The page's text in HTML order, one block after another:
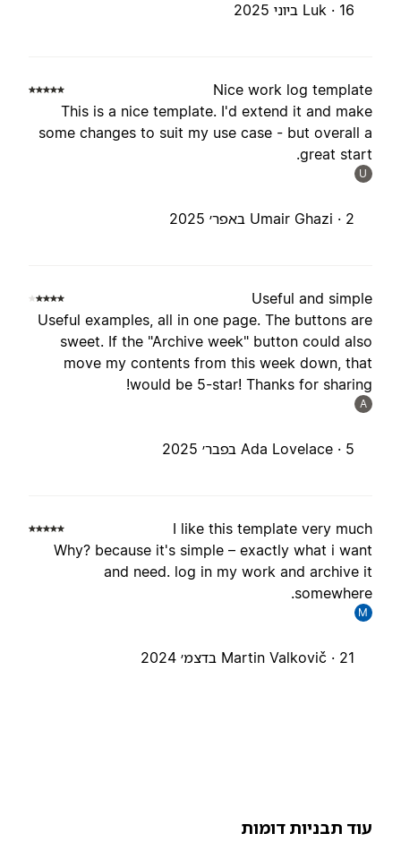
Luk ·
Nice work log
This is a nice template. I'd extend it and
some changes to suit my use case - but overall
great
Umair Ghazi ·
Useful and
Useful examples, all in one page. The buttons
sweet. If the "Archive week" button could
move my contents from this week down,
would be 5-star! Thanks for
Ada Lovelace ·
I like this template very
Why? because it's simple – exactly what i
and need. log in my work and archive
Martin Valkovič ·
תבניות דומות